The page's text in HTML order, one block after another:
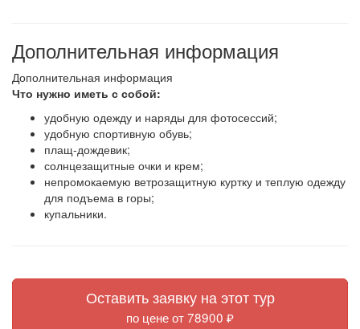
Дополнительная информация
Дополнительная информация
Что нужно иметь с собой:
удобную одежду и наряды для фотосессий;
удобную спортивную обувь;
плащ-дождевик;
солнцезащитные очки и крем;
непромокаемую ветрозащитную куртку и теплую одежду
для подъема в горы;
купальники.
Оставить заявку на этот тур
по цене от 78900 ₽